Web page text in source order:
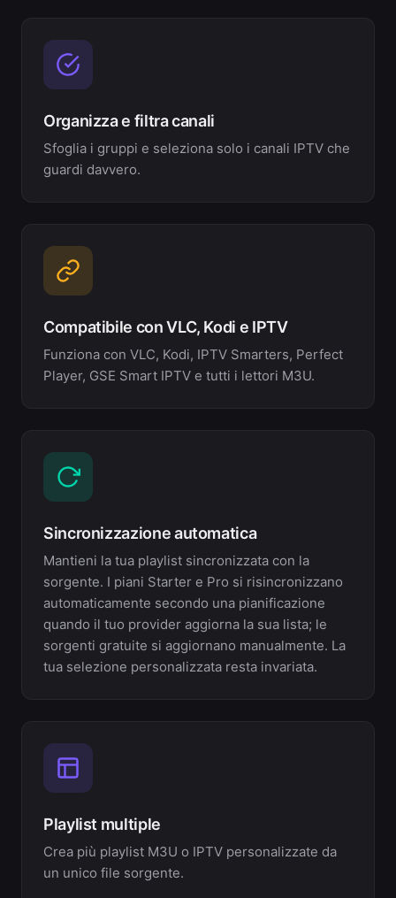
Organizza e filtra canali
Sfoglia i gruppi e seleziona solo i canali IPTV che
guardi davvero.
Compatibile con VLC, Kodi e IPTV
Funziona con VLC, Kodi, IPTV Smarters, Perfect
Player, GSE Smart IPTV e tutti i lettori M3U.
Sincronizzazione automatica
Mantieni la tua playlist sincronizzata con la
sorgente. I piani Starter e Pro si risincronizzano
automaticamente secondo una pianificazione
quando il tuo provider aggiorna la sua lista; le
sorgenti gratuite si aggiornano manualmente. La
tua selezione personalizzata resta invariata.
Playlist multiple
Crea più playlist M3U o IPTV personalizzate da
un unico file sorgente.